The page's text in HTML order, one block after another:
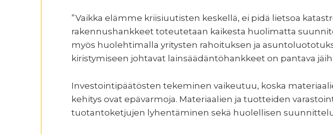
”Vaikka elämme kriisiuutisten keskellä, ei pidä lietsoa
rakennushankkeet toteutetaan kaikesta huolimatta
myös huolehtimalla yritysten rahoituksen ja
kiristymiseen johtavat lainsäädäntöhankkeet on pantava
Investointipäätösten tekeminen vaikeutuu, koska
kehitys ovat epävarmoja. Materiaalien ja tuotteiden
tuotantoketjujen lyhentäminen sekä huolellisen